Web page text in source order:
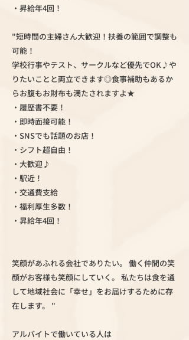
・昇給年4回！
"短時間の主婦さん大歓迎！扶養の範囲で調整も
可能！
学校行事やテスト、サークルなど優先でOK♪や
りたいことと両立できます◎食事補助もあるか
らお腹もお財布も満たされますよ★
・履歴書不要！
・即時面接可能！
・SNSでも話題のお店！
・シフト超自由！
・大歓迎♪
・駅近！
・交通費支給
・福利厚生多数！
・昇給年4回！
笑顔があふれる会社でありたい。 働く仲間の笑
顔がお客様も笑顔にしていく。 私たちは食を通
して地域社会に「幸せ」をお届けするために存
在します。 "
アルバイトで働いている人は